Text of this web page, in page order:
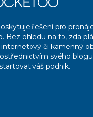
řešení pro
Bez ohledu na to, zda
či kamenný
svého
váš podnik.